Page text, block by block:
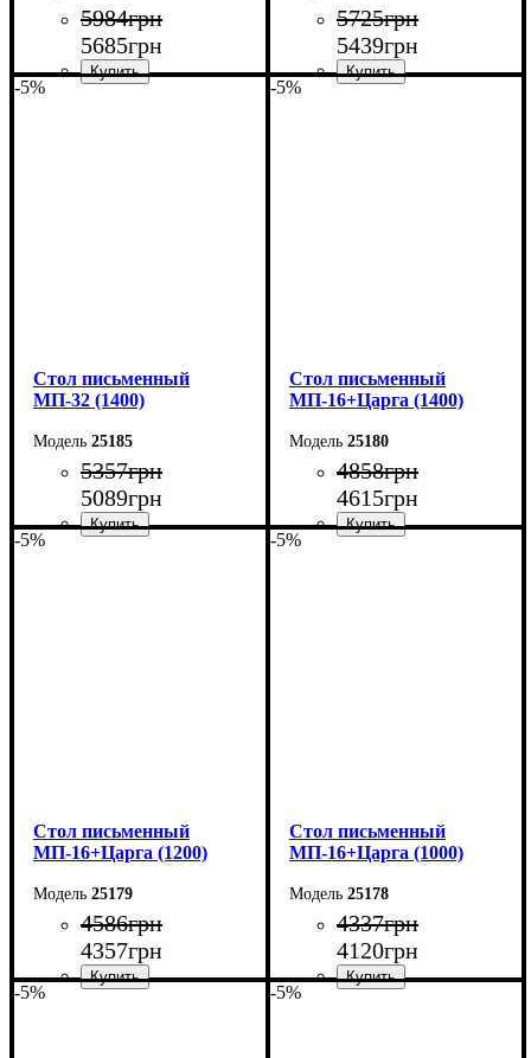
5984грн
5685грн
5725грн
5439грн
-5%
Cтол письменный
МП-32 (1400)
25185
5357грн
5089грн
-5%
Cтол письменный
МП-16+Царга (1400)
25180
4858грн
4615грн
-5%
Cтол письменный
МП-16+Царга (1200)
25179
4586грн
4357грн
-5%
Cтол письменный
МП-16+Царга (1000)
25178
4337грн
4120грн
-5% -5%